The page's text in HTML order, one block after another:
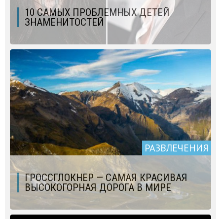
10 САМЫХ ПРОБЛЕМНЫХ ДЕТЕЙ
ЗНАМЕНИТОСТЕЙ
РАЗВЛЕЧЕНИЯ
ГРОССГЛОКНЕР — САМАЯ КРАСИВАЯ
ВЫСОКОГОРНАЯ ДОРОГА В МИРЕ